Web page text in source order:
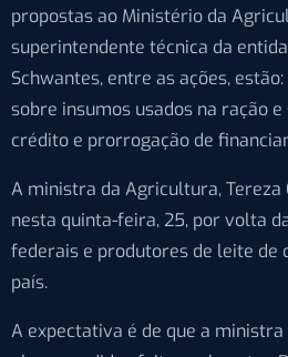
propostas ao Ministério da
superintendente técnica da
Schwantes, entre as ações,
sobre insumos usados na ração
crédito e prorrogação de
A ministra da Agricultura, Tereza
nesta quinta-feira, 25, por volta
federais e produtores de leite de
país.
A expectativa é de que a